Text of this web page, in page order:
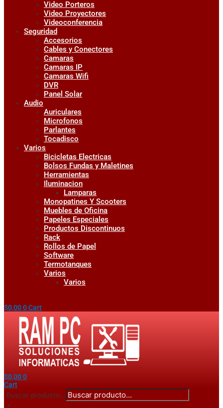
Video Porteros
Video Proyectores
Videoconferencia
Seguridad
Accesorios
Cables y Conectores
Camaras
Camaras IP
Camaras Wifi
DVR
Panel Solar
Audio
Auriculares
Microfonos
Parlantes
Tocadisco
Varios
Bicicletas Electricas
Bolsos Fundas y Maletines
Herramientas
Iluminacion
Lamparas
Monopatines Y Scooters
Muebles de Oficina
Papeles Especiales
Productos Discontinuos
Rack
Rollos de Papel
Software
Termotanques
Varios
Varios
$0,000Cart
$0,000
Cart
Buscar producto...
×